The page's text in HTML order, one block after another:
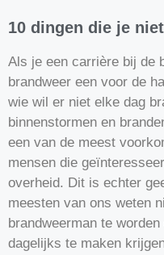
10 dingen die je
Als je een carrière bij de
brandweer een voor de
wie wil er niet elke dag
binnenstormen en
een van de meest
mensen die
overheid. Dit is echter
meesten van ons weten
brandweerman te
dagelijks te maken